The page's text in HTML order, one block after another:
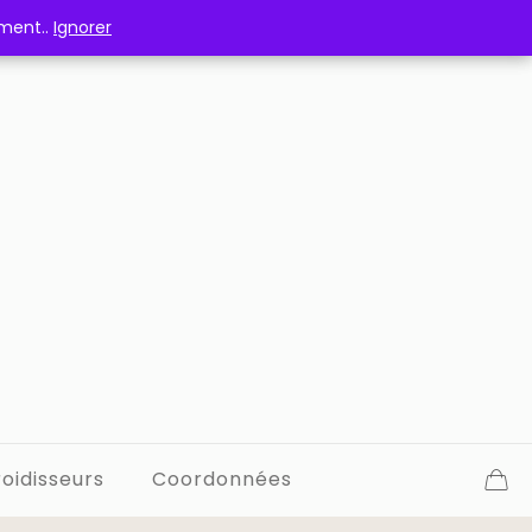
Coordonnées
Ignorer
Ignorer